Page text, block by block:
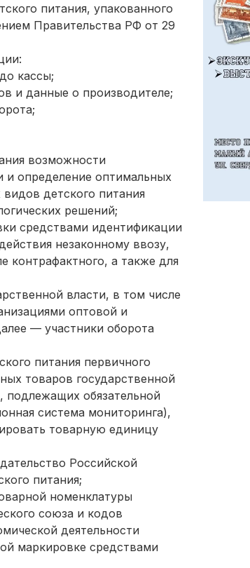
питания, упакованного
Правительства РФ от 29
кассы;
и данные о производителе;
возможности
и определение оптимальных
детского питания
решений;
средствами идентификации
незаконному ввозу,
контрафактного, а также для
власти, в том числе
оптовой и
— участники оборота
питания первичного
товаров государственной
обязательной
система мониторинга),
товарную единицу
Российской
питания;
номенклатуры
союза и кодов
деятельности
маркировке средствами